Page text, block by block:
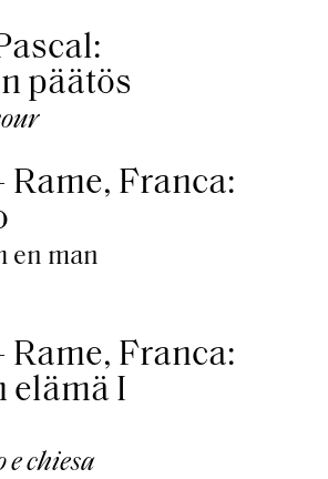
päätös
Rame, Franca:
en man
Rame, Franca:
elämä I
e chiesa